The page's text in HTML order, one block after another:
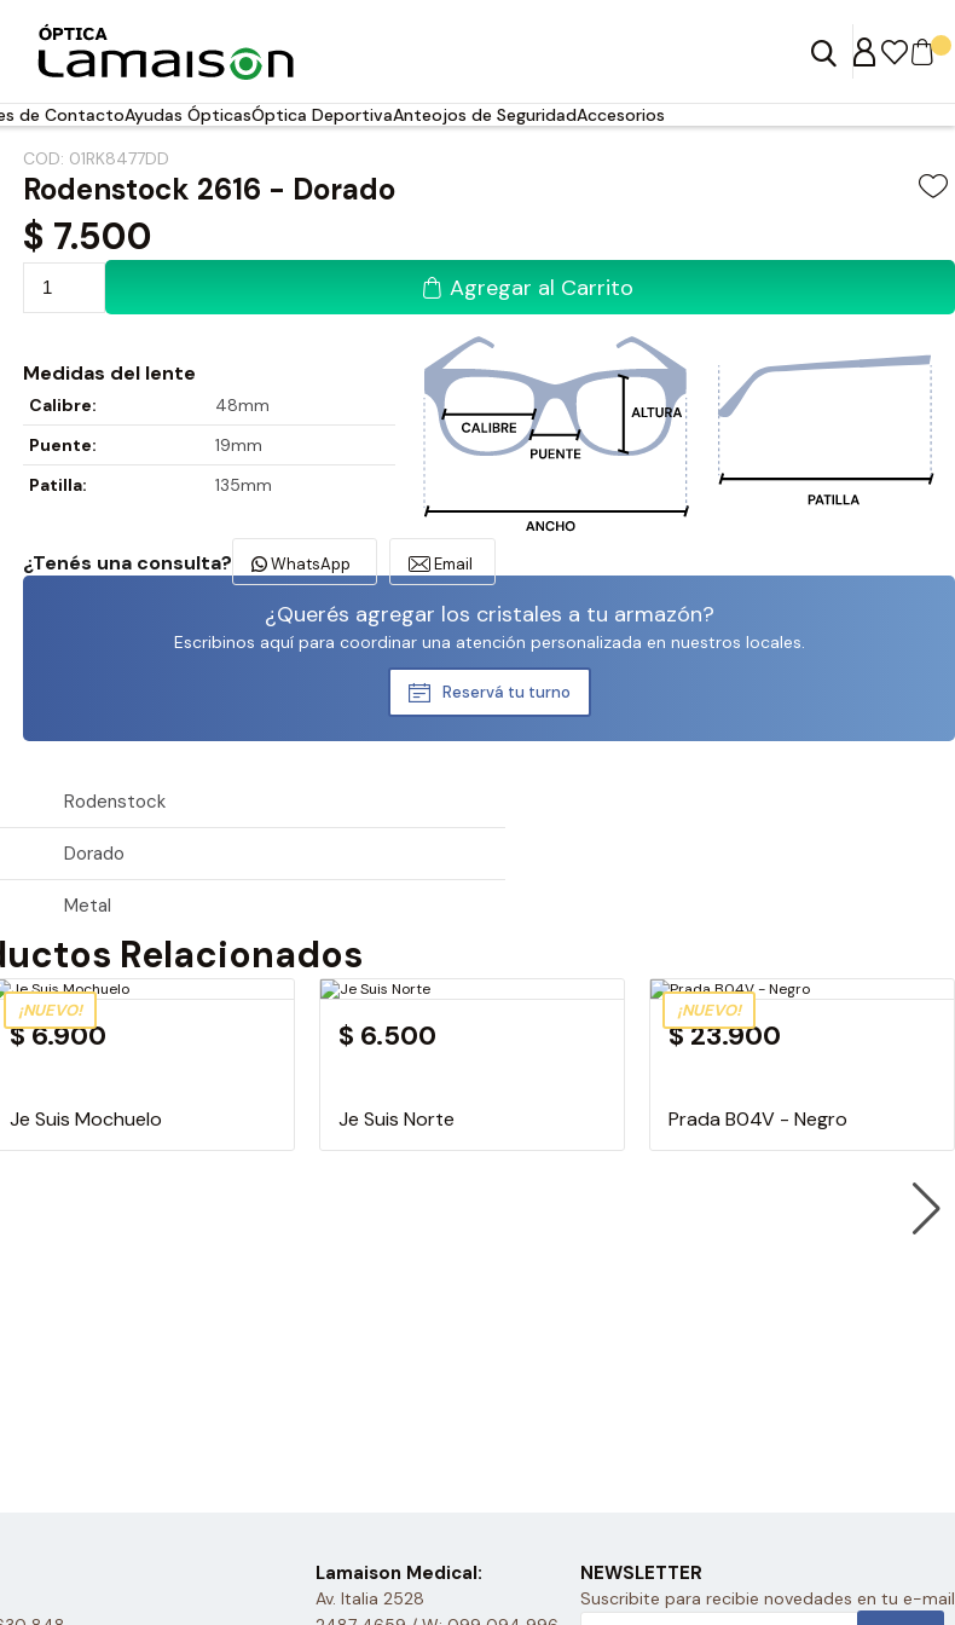
de ContactoAyudas ÓpticasÓptica DeportivaAnteojos de SeguridadAccesorios
COD: 01RK8477DD
Rodenstock 2616 - Dorado
$ 7.500
Agregar al Carrito
Medidas del lente
Calibre:
48mm
Puente:
19mm
Patilla:
135mm
¿Tenés una consulta? WhatsApp Email
¿Querés agregar los cristales a tu armazón?
Escribinos aquí para coordinar una atención personalizada en nuestros locales.
Reservá tu turno
Rodenstock
Dorado
Metal
Relacionados
¡NUEVO!
$ 6.900
Je Suis Mochuelo
$ 6.500
Je Suis Norte
¡NUEVO!
$ 23.900
Prada B04V - Negro
Lamaison Medical:
Av. Italia 2528
NEWSLETTER
Suscribite para recibie novedades en tu e-mail